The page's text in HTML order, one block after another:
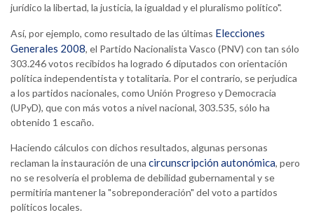
jurídico la libertad, la justicia, la igualdad y el pluralismo político".
Así, por ejemplo, como resultado de las últimas Elecciones
Generales 2008, el Partido Nacionalista Vasco (PNV) con tan sólo
303.246 votos recibidos ha logrado 6 diputados con orientación
política independentista y totalitaria. Por el contrario, se perjudica
a los partidos nacionales, como Unión Progreso y Democracia
(UPyD), que con más votos a nivel nacional, 303.535, sólo ha
obtenido 1 escaño.
Haciendo cálculos con dichos resultados, algunas personas
reclaman la instauración de una circunscripción autonómica, pero
no se resolvería el problema de debilidad gubernamental y se
permitiría mantener la "sobreponderación" del voto a partidos
políticos locales.